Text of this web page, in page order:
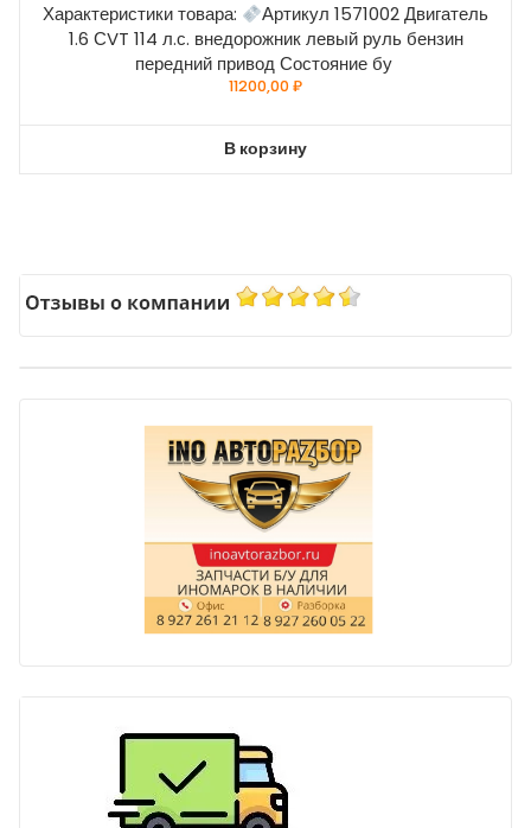
Характеристики товара:
Артикул 1571002 Двигатель
1.6 СVT 114 л.с. внедорожник левый руль бензин
передний привод Состояние бу
11200,00₽
В корзину